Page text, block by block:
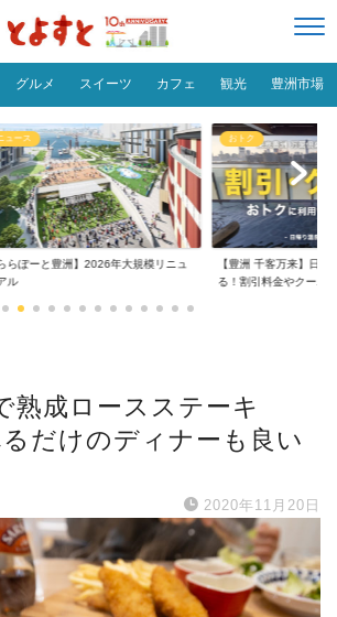
グルメ スイーツ カフェ 観光 豊洲市場
ュース
ららぽーと豊洲】2026年大規模リニュ
ル
おトク
【豊洲 千客万来】日帰
る！割引料金やクーポ...
熟成ロースステーキ
だけのディナーも良い
2020年11月20日